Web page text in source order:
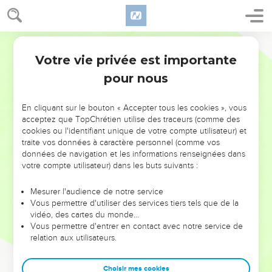
NE MANQUEZ PAS L’ÉVÉNEMENT
DE L’ANNÉE !
ET SI LEURS ERREURS POUVAIENT VOUS ÉVITER LES
VOTRES ?
leur foi ou leur vision. Mais on voit moins les doutes, les erreurs
et les saisons difficiles qu'ils ont traversés, alors même que ce
sont elles qui les ont façonnés.
Dans cette conférence, leaders, entrepreneurs, et responsables
clés pour avancer avec plus de sagesse afin que leurs erreurs
Votre vie privée est importante
pour nous
En cliquant sur le bouton « Accepter tous les cookies », vous
acceptez que TopChrétien utilise des traceurs (comme des
cookies ou l'identifiant unique de votre compte utilisateur) et
traite vos données à caractère personnel (comme vos
données de navigation et les informations renseignées dans
votre compte utilisateur) dans les buts suivants :
Mesurer l'audience de notre service
Vous permettre d'utiliser des services tiers tels que de la
vidéo, des cartes du monde…
Vous permettre d'entrer en contact avec notre service de
relation aux utilisateurs.
Choisir mes cookies